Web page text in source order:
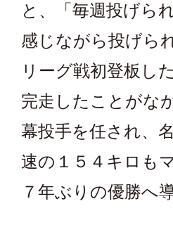
と、「毎週投げら
感じながら投げら
リーグ戦初登板し
完走したことがな
幕投手を任され、
速の１５４キロも
７年ぶりの優勝へ導